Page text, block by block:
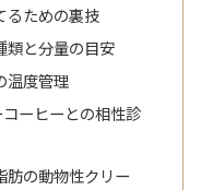
るための裏技
類と分量の目安
温度管理
ーヒーとの相性診
肪の動物性クリー